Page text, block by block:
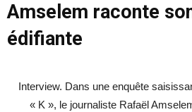
Amselem raconte
édifiante
Interview. Dans une enquête
« K », le journaliste Rafaël